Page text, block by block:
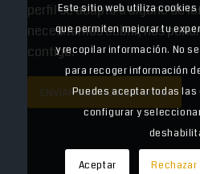
perfil se adapta a alguno de
necesitamos cubrir, nos
contigo.
ENVIAR CURRICULUM VITAE
Este sitio web utiliza
que permiten mejorar tu
y recopilar información. No
para recoger información
Puedes aceptar todas
configurar y
Aceptar Rechazar